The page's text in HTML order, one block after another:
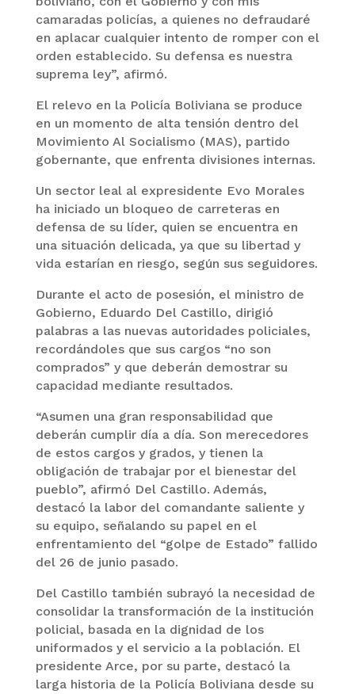
camaradas policías, a quienes no defraudaré
en aplacar cualquier intento de romper con el
orden establecido. Su defensa es nuestra
suprema ley”, afirmó.
El relevo en la Policía Boliviana se produce
en un momento de alta tensión dentro del
Movimiento Al Socialismo (MAS), partido
gobernante, que enfrenta divisiones internas.
Un sector leal al expresidente Evo Morales
ha iniciado un bloqueo de carreteras en
defensa de su líder, quien se encuentra en
una situación delicada, ya que su libertad y
vida estarían en riesgo, según sus seguidores.
Durante el acto de posesión, el ministro de
Gobierno, Eduardo Del Castillo, dirigió
palabras a las nuevas autoridades policiales,
recordándoles que sus cargos “no son
comprados” y que deberán demostrar su
capacidad mediante resultados.
“Asumen una gran responsabilidad que
deberán cumplir día a día. Son merecedores
de estos cargos y grados, y tienen la
obligación de trabajar por el bienestar del
pueblo”, afirmó Del Castillo. Además,
destacó la labor del comandante saliente y
su equipo, señalando su papel en el
enfrentamiento del “golpe de Estado” fallido
del 26 de junio pasado.
Del Castillo también subrayó la necesidad de
consolidar la transformación de la institución
policial, basada en la dignidad de los
uniformados y el servicio a la población. El
presidente Arce, por su parte, destacó la
larga historia de la Policía Boliviana desde su